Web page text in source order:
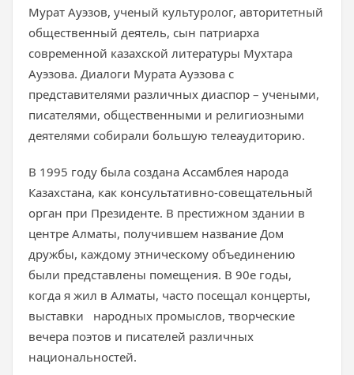
Мурат Ауэзов, ученый культуролог, авторитетный
общественный деятель, сын патриарха
современной казахской литературы Мухтара
Ауэзова. Диалоги Мурата Ауэзова с
представителями различных диаспор – учеными,
писателями, общественными и религиозными
деятелями собирали большую телеаудиторию.
В 1995 году была создана Ассамблея народа
Казахстана, как консультативно-совещательный
орган при Президенте. В престижном здании в
центре Алматы, получившем название Дом
дружбы, каждому этническому объединению
были представлены помещения. В 90е годы,
когда я жил в Алматы, часто посещал концерты,
выставки народных промыслов, творческие
вечера поэтов и писателей различных
национальностей.